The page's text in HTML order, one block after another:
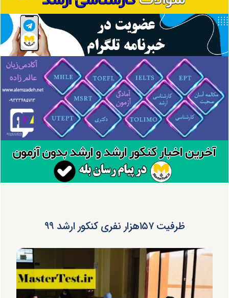
ظرفیت ۱۵۷هزار نفری کنکور ارشد ۹۹